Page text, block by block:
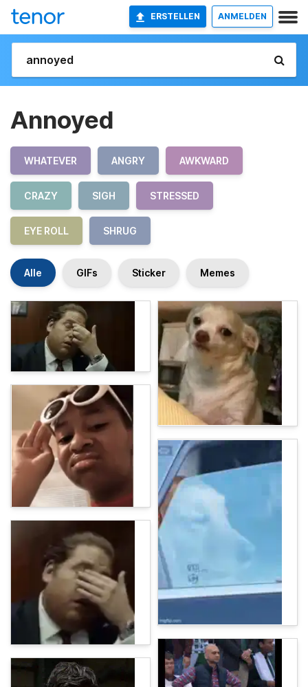
ERSTELLEN ANMELDEN
Annoyed
WHATEVER ANGRY AWKWARD
CRAZY SIGH STRESSED
EYE ROLL SHRUG
Alle GIFs Sticker Memes